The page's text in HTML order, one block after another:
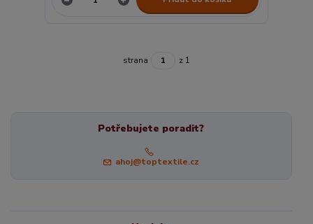
strana z 1
Potřebujete poradit?
ahoj@toptextile.cz